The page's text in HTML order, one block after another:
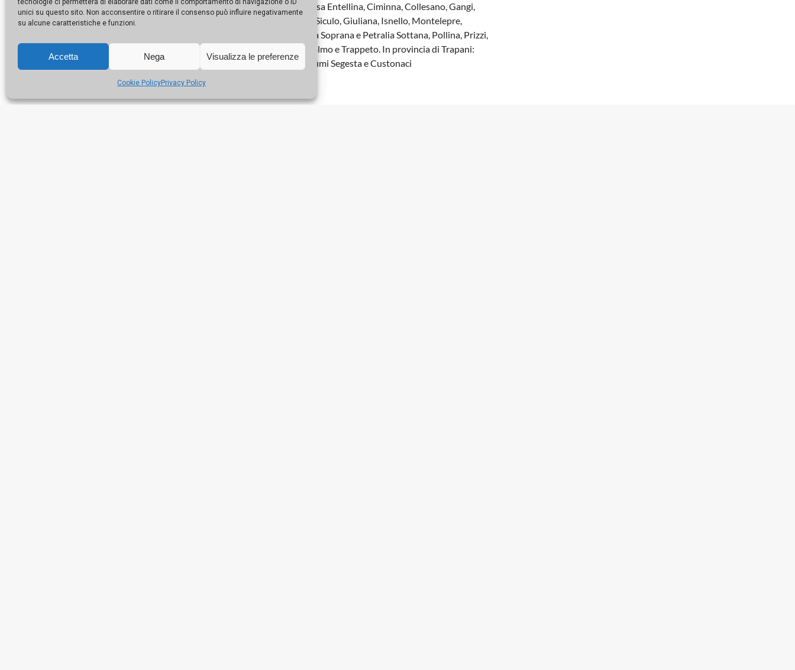
tecnologie ci permetterà di elaborare dati come il comportamento di navigazione o ID
unici su questo sito. Non acconsentire o ritirare il consenso può influire negativamente
su alcune caratteristiche e funzioni.
Accetta Nega Visualizza le preferenze
Cookie PolicyPrivacy Policy
Contessa Entellina, Ciminna, Collesano, Gangi,
Geraci Siculo, Giuliana, Isnello, Montelepre,
Petralia Soprana e Petralia Sottana, Pollina, Prizzi,
Valledolmo e Trappeto. In provincia di Trapani:
Calatafimi Segesta e Custonaci